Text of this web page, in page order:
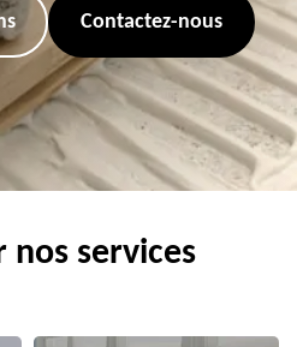
Contactez-nous
nos services